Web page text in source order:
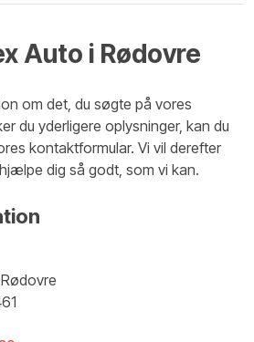
Auto i Rødovre
om det, du søgte på vores
du yderligere oplysninger, kan du
kontaktformular. Vi vil derefter
dig så godt, som vi kan.